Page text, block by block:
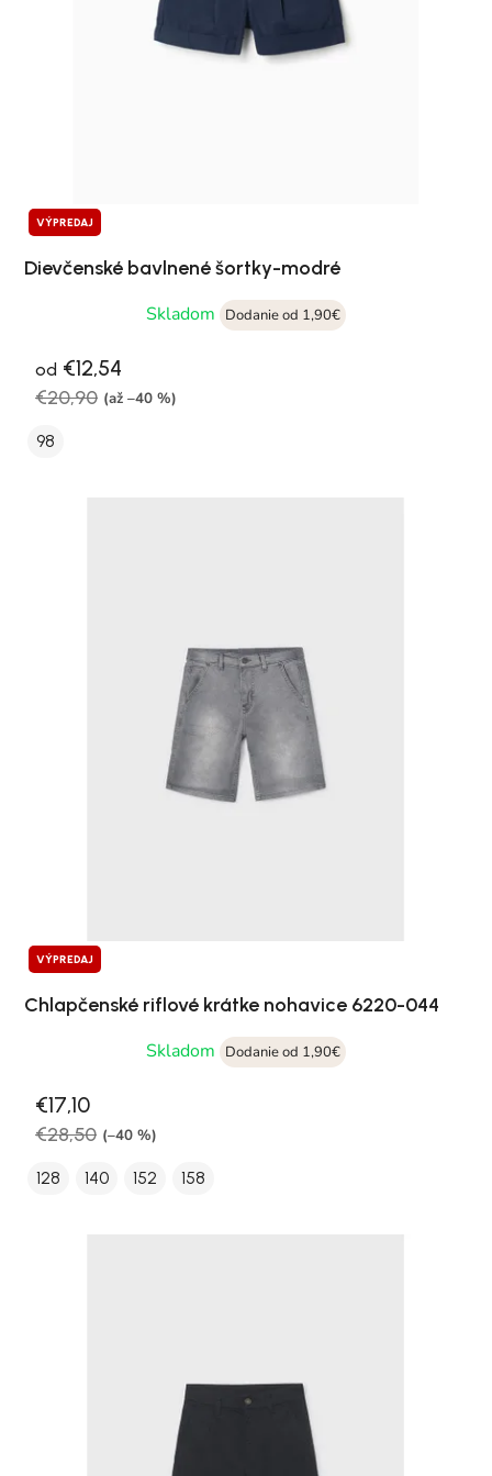
VÝPREDAJ
Dievčenské bavlnené šortky-modré
Skladom
Dodanie od 1,90€
od €12,54
€20,90 (až –40 %)
98
VÝPREDAJ
Chlapčenské riflové krátke nohavice 6220-044
Skladom
Dodanie od 1,90€
€17,10
€28,50 (–40 %)
128 140 152 158